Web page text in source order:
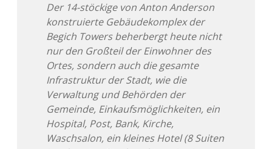
Der 14-stöckige von Anton Anderson
konstruierte Gebäudekomplex der
Begich Towers beherbergt heute nicht
nur den Großteil der Einwohner des
Ortes, sondern auch die gesamte
Infrastruktur der Stadt, wie die
Verwaltung und Behörden der
Gemeinde, Einkaufsmöglichkeiten, ein
Hospital, Post, Bank, Kirche,
Waschsalon, ein kleines Hotel (8 Suiten